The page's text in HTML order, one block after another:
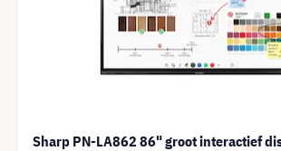
Sharp PN-LA862 86" groot interactief